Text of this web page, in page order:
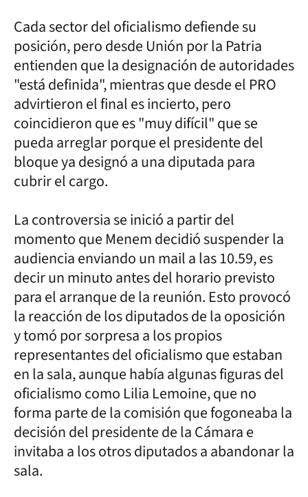
Cada sector del oficialismo defiende su
posición, pero desde Unión por la Patria
entienden que la designación de autoridades
"está definida", mientras que desde el PRO
advirtieron el final es incierto, pero
coincidieron que es "muy difícil" que se
pueda arreglar porque el presidente del
bloque ya designó a una diputada para
cubrir el cargo.
La controversia se inició a partir del
momento que Menem decidió suspender la
audiencia enviando un mail a las 10.59, es
decir un minuto antes del horario previsto
para el arranque de la reunión. Esto provocó
la reacción de los diputados de la oposición
y tomó por sorpresa a los propios
representantes del oficialismo que estaban
en la sala, aunque había algunas figuras del
oficialismo como Lilia Lemoine, que no
forma parte de la comisión que fogoneaba la
decisión del presidente de la Cámara e
invitaba a los otros diputados a abandonar la
sala.